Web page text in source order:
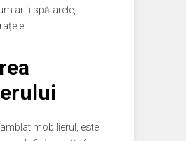
ar fi spătarele,
mobilierul, este